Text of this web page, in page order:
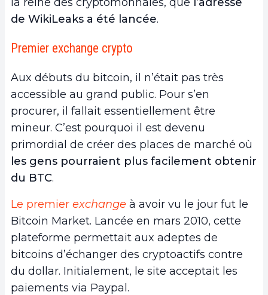
de WikiLeaks a été lancée.
Premier exchange crypto
Aux débuts du bitcoin, il n’était pas très
accessible au grand public. Pour s’en
procurer, il fallait essentiellement être
mineur. C’est pourquoi il est devenu
primordial de créer des places de marché où
les gens pourraient plus facilement obtenir
du BTC.
Le premier exchange à avoir vu le jour fut le
Bitcoin Market. Lancée en mars 2010, cette
plateforme permettait aux adeptes de
bitcoins d’échanger des cryptoactifs contre
du dollar. Initialement, le site acceptait les
paiements via Paypal.